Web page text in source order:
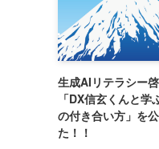
生成AIリテラシー
「DX信玄くんと学
の付き合い方」を
た！！